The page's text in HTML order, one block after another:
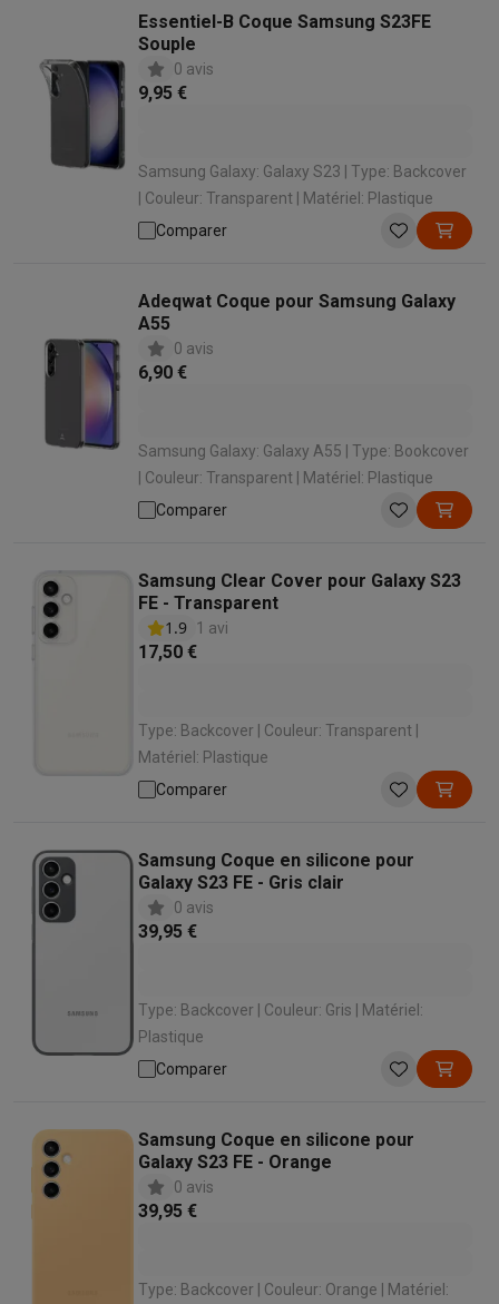
Essentiel-B Coque Samsung S23FE
Souple
0 avis
9,95 €
Samsung Galaxy: Galaxy S23 | Type: Backcover
| Couleur: Transparent | Matériel: Plastique
Comparer
Adeqwat Coque pour Samsung Galaxy
A55
0 avis
6,90 €
Samsung Galaxy: Galaxy A55 | Type: Bookcover
| Couleur: Transparent | Matériel: Plastique
Comparer
Samsung Clear Cover pour Galaxy S23
FE - Transparent
1.9 1 avi
17,50 €
Type: Backcover | Couleur: Transparent |
Matériel: Plastique
Comparer
Samsung Coque en silicone pour
Galaxy S23 FE - Gris clair
0 avis
39,95 €
Type: Backcover | Couleur: Gris | Matériel:
Plastique
Comparer
Samsung Coque en silicone pour
Galaxy S23 FE - Orange
0 avis
39,95 €
Type: Backcover | Couleur: Orange | Matériel: